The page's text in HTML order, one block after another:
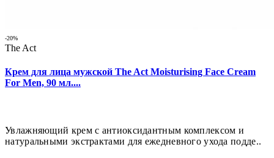
-20%
The Act
Крем для лица мужской The Act Moisturising Face Cream
For Men, 90 мл....
Увлажняющий крем с антиоксидантным комплексом и
натуральными экстрактами для ежедневного ухода подде..